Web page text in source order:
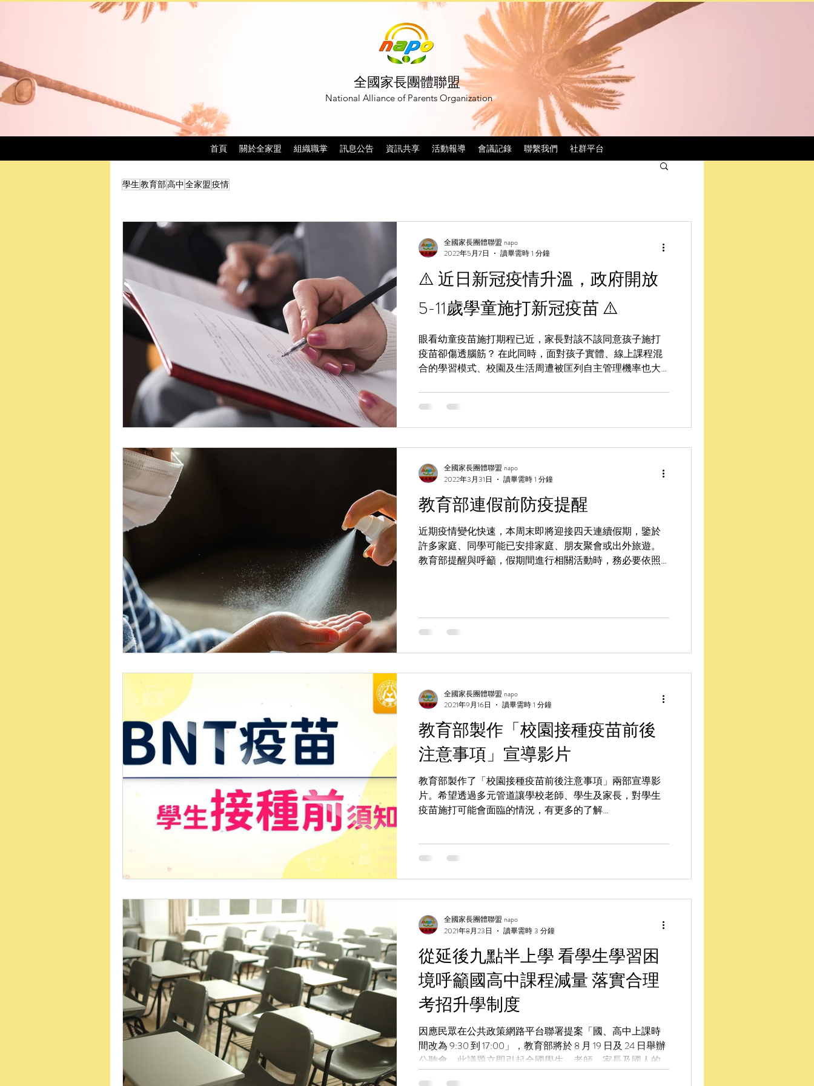
全國家長團體聯盟
National Alliance of Parents Organization
首頁 關於全家盟 組織職掌 訊息公告 資訊共享 活動報導 會議記錄 聯繫我們 社群平台
⚠️ 近日新冠疫情升溫，政府開放
5-11歲學童施打新冠疫苗 ⚠️
眼看幼童疫苗施打期程已近，家長對該不該同意孩子施打
疫苗卻傷透腦筋？ 在此同時，面對孩子實體、線上課程混
合的學習模式、校園及生活周遭被匡列自主管理機率也大
全球現今兒童疫苗施打相關訊息提供家長參考，並製作問
卷如下列： ★...
全國家長團體聯盟 napo
2022年5月7日
讀畢需時 1 分鐘
教育部連假前防疫提醒
近期疫情變化快速，本周末即將迎接四天連續假期，鑒於
許多家庭、同學可能已安排家庭、朋友聚會或出外旅遊。
教育部提醒與呼籲，假期間進行相關活動時，務必要依照
全國家長團體聯盟 napo
2022年3月31日
讀畢需時 1 分鐘
教育部製作「校園接種疫苗前後
注意事項」宣導影片
教育部製作了「校園接種疫苗前後注意事項」兩部宣導影
片。希望透過多元管道讓學校老師、學生及家長，對學生
疫苗施打可能會面臨的情況，有更多的了解…
全國家長團體聯盟 napo
2021年9月16日
讀畢需時 1 分鐘
從延後九點半上學 看學生學習困
境呼籲國高中課程減量 落實合理
考招升學制度
因應民眾在公共政策網路平台聯署提案「國、高中上課時
間改為 9:30 到 17:00」，教育部將於 8 月 19 日及 24 日舉辦
公聽會，此議題立即引起全國學生、老師、家長及國人的
關注。
全國家長團體聯盟 napo
2021年8月23日
讀畢需時 3 分鐘
學生教育部高中全家盟疫情